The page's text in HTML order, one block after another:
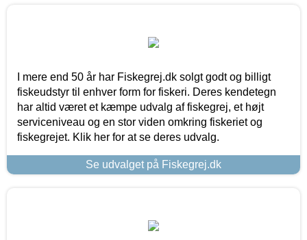
I mere end 50 år har Fiskegrej.dk solgt godt og billigt
fiskeudstyr til enhver form for fiskeri. Deres kendetegn
har altid været et kæmpe udvalg af fiskegrej, et højt
serviceniveau og en stor viden omkring fiskeriet og
fiskegrejet. Klik her for at se deres udvalg.
Se udvalget på Fiskegrej.dk